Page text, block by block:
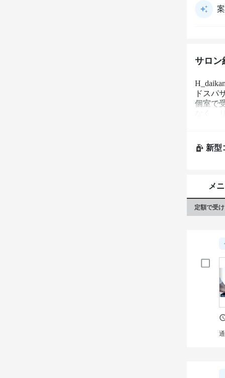
サロン
ドスパ
個室で
す。
頭皮や
新型
メ
定額で受